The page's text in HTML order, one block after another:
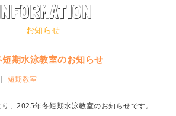
お知らせ
短期水泳教室のお知らせ
短期教室
、2025年冬短期水泳教室のお知らせです。